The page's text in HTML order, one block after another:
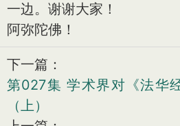
一边。谢谢大家！
阿弥陀佛！
下一篇：
第027集 学术界对《法华
（上）